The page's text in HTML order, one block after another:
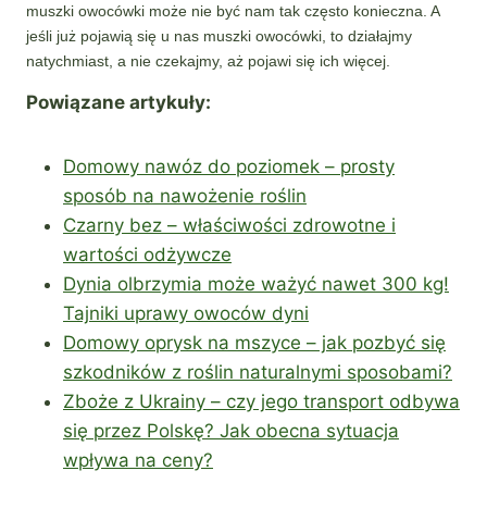
muszki owocówki może nie być nam tak często konieczna. A
jeśli już pojawią się u nas muszki owocówki, to działajmy
natychmiast, a nie czekajmy, aż pojawi się ich więcej.
Powiązane artykuły:
Domowy nawóz do poziomek – prosty
sposób na nawożenie roślin
Czarny bez – właściwości zdrowotne i
wartości odżywcze
Dynia olbrzymia może ważyć nawet 300 kg!
Tajniki uprawy owoców dyni
Domowy oprysk na mszyce – jak pozbyć się
szkodników z roślin naturalnymi sposobami?
Zboże z Ukrainy – czy jego transport odbywa
się przez Polskę? Jak obecna sytuacja
wpływa na ceny?